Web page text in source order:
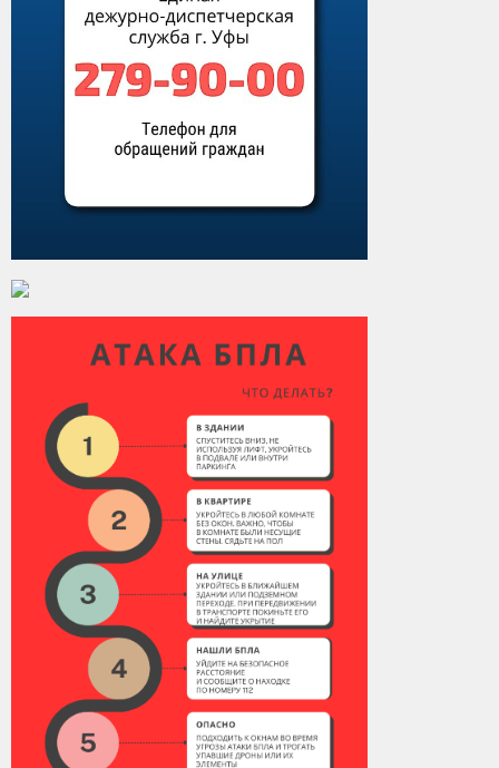
Виды деятельности
Обслуживание опасных производственных объектов
УГЗ рекомендует
Как стать спасателем
Пресс-центр
Конкурсы
Наша работа
Фотогалерея
Обращения
Контакты
Вакансии